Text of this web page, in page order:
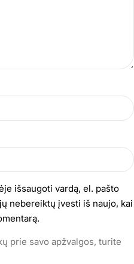
išsaugoti vardą, el. pašto
nebereiktų įvesti iš naujo, kai
prie savo apžvalgos, turite